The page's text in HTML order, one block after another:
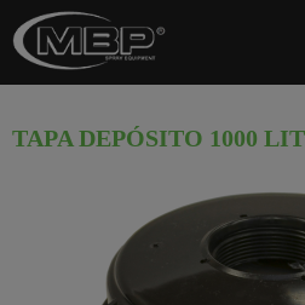
TAPA DEPÓSITO 1000